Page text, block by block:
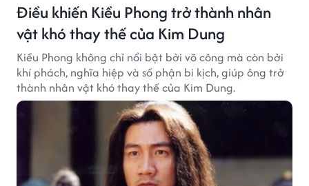
Điều khiến Kiều Phong trở thành nhân
vật khó thay thế của Kim Dung
Kiều Phong không chỉ nổi bật bởi võ công mà còn bởi
khí phách, nghĩa hiệp và số phận bi kịch, giúp ông trở
thành nhân vật khó thay thế của Kim Dung.